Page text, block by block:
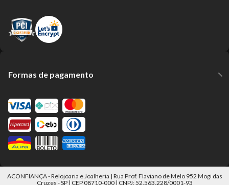
Formas de pagamento
ACONFIANÇA - Relojoaria e Joalheria | Rua Prof. Flaviano de Melo 952 Mogi das
Cruzes - SP | CEP 08710-000 | CNPJ: 52.563.228/0001-93